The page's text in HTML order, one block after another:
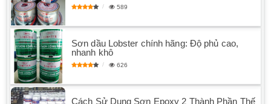
589
Sơn dầu Lobster chính hãng: Độ phủ cao,
nhanh khô
626
Cách Sử Dụng Sơn Epoxy 2 Thành Phần Thế